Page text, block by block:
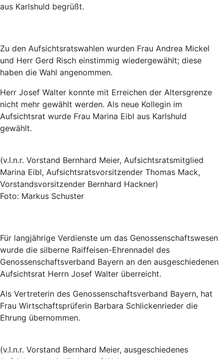
aus Karlshuld begrüßt.
Zu den Aufsichtsratswahlen wurden Frau Andrea Mickel
und Herr Gerd Risch einstimmig wiedergewählt; diese
haben die Wahl angenommen.
Herr Josef Walter konnte mit Erreichen der Altersgrenze
nicht mehr gewählt werden. Als neue Kollegin im
Aufsichtsrat wurde Frau Marina Eibl aus Karlshuld
gewählt.
(v.l.n.r. Vorstand Bernhard Meier, Aufsichtsratsmitglied
Marina Eibl, Aufsichtsratsvorsitzender Thomas Mack,
Vorstandsvorsitzender Bernhard Hackner)
Foto: Markus Schuster
Für langjährige Verdienste um das Genossenschaftswesen
wurde die silberne Raiffeisen-Ehrennadel des
Genossenschaftsverband Bayern an den ausgeschiedenen
Aufsichtsrat Herrn Josef Walter überreicht.
Als Vertreterin des Genossenschaftsverband Bayern, hat
Frau Wirtschaftsprüferin Barbara Schlickenrieder die
Ehrung übernommen.
(v.l.n.r. Vorstand Bernhard Meier, ausgeschiedenes